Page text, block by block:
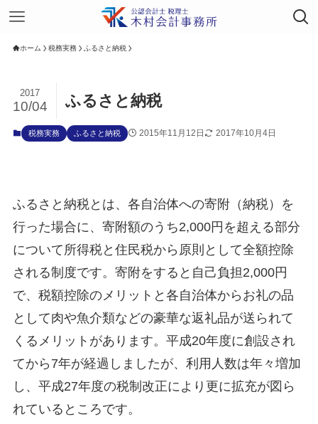
ホーム 税務実務 ふるさと納税
ふるさと納税
2017
10/04
税務実務 ふるさと納税 2015年11月12日 2017年10月4日
ふるさと納税とは、各自治体への寄附（納税）を
行った場合に、寄附額のうち2,000円を超える部分
について所得税と住民税から原則として全額控除
される制度です。寄附をすると自己負担2,000円
で、税額控除のメリットと各自治体からお礼の品
として肉や魚介類などの豪華な返礼品が送られて
くるメリットがあります。平成20年度に創設され
てから7年が経過しましたが、利用人数は年々増加
し、平成27年度の税制改正により更に拡充が図ら
れているところです。